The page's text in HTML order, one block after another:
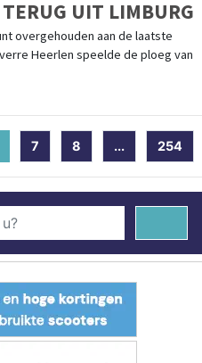
UIT LIMBURG
overgehouden aan de laatste
Heerlen speelde de ploeg van
(current)
7 8 ... 254